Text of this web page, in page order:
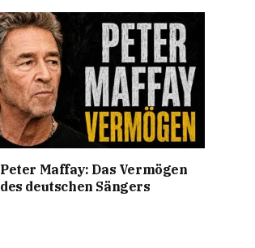
Peter Maffay: Das Vermögen
des deutschen Sängers